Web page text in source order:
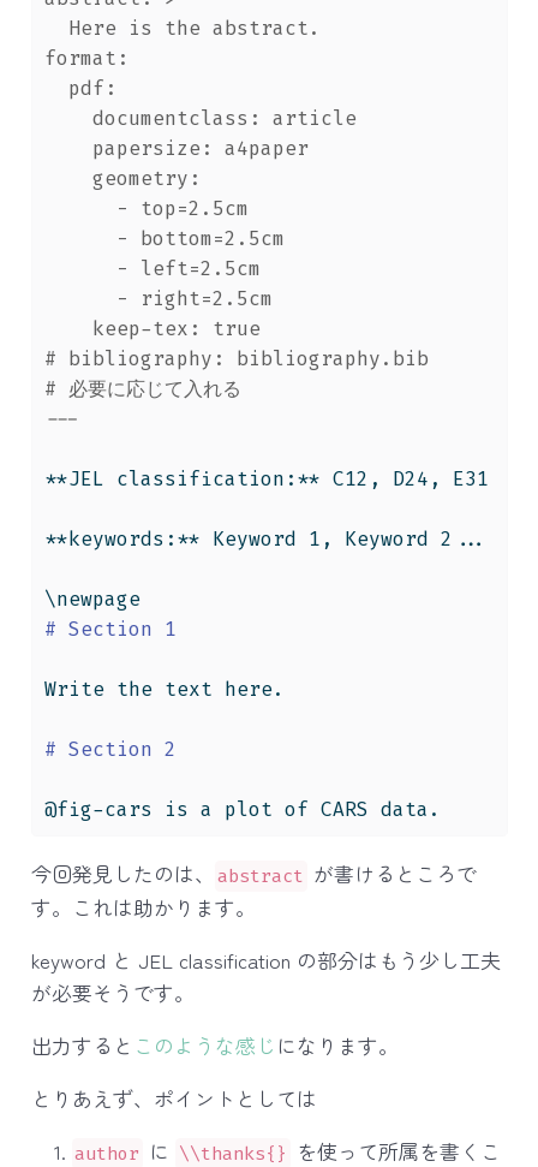
  Here is the abstract.
format:
  pdf:
    documentclass: article
    papersize: a4paper
    geometry:
      - top=2.5cm
      - bottom=2.5cm
      - left=2.5cm
      - right=2.5cm
    keep-tex: true
# bibliography: bibliography.bib
# 必要に応じて入れる
---
**JEL classification:** C12, D24, E31
**keywords:** Keyword 1, Keyword 2...
\newpage
# Section 1
Write the text here.
# Section 2
@fig-cars is a plot of CARS data.
今回発見したのは、 abstract が書けるところで
す。これは助かります。
keyword と JEL classification の部分はもう少し工夫
が必要そうです。
出力すると このような感じ になります。
とりあえず、ポイントとしては
author に \\thanks{} を使って所属を書くこ